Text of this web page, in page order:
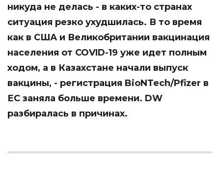
никуда не делась - в каких-то странах
ситуация резко ухудшилась. В то время
как в США и Великобритании вакцинация
населения от COVID-19 уже идет полным
ходом, а в Казахстане начали выпуск
вакцины, - регистрация BioNTech/Pfizer в
ЕС заняла больше времени. DW
разбиралась в причинах.